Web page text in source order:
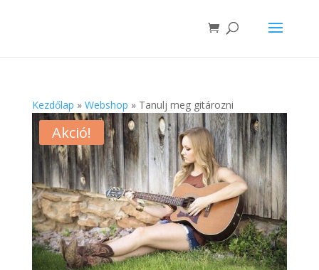
Kezdőlap » Webshop » Tanulj meg gitározni
Akció!